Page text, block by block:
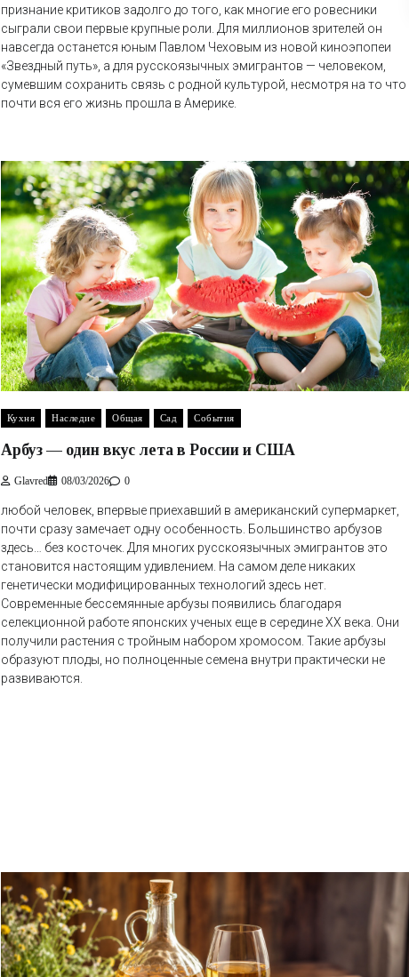
признание критиков задолго до того, как многие его ровесники
сыграли свои первые крупные роли. Для миллионов зрителей он
навсегда останется юным Павлом Чеховым из новой киноэпопеи
«Звездный путь», а для русскоязычных эмигрантов — человеком,
сумевшим сохранить связь с родной культурой, несмотря на то что
почти вся его жизнь прошла в Америке.
Кухня Наследие Общая Сад События
Арбуз — один вкус лета в России и США
Glavred 08/03/2026 0
любой человек, впервые приехавший в американский супермаркет,
почти сразу замечает одну особенность. Большинство арбузов
здесь… без косточек. Для многих русскоязычных эмигрантов это
становится настоящим удивлением. На самом деле никаких
генетически модифицированных технологий здесь нет.
Современные бессемянные арбузы появились благодаря
селекционной работе японских ученых еще в середине XX века. Они
получили растения с тройным набором хромосом. Такие арбузы
образуют плоды, но полноценные семена внутри практически не
развиваются.